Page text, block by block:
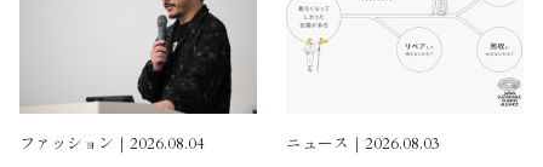
ファッション｜2026.08.04 ニュース｜2026.08.03